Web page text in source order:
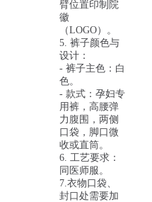
臂位置印制院
徽
（LOGO）。
5. 裤子颜色与
设计：
- 裤子主色：白
色。
- 款式：孕妇专
用裤，高腰弹
力腹围，两侧
口袋，脚口微
收或直筒。
6. 工艺要求：
同医师服。
7.衣物口袋、
封口处需要加